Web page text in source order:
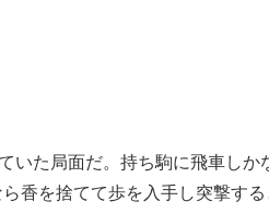
た局面だ。持ち駒に飛車しか
香を捨てて歩を入手し突撃す